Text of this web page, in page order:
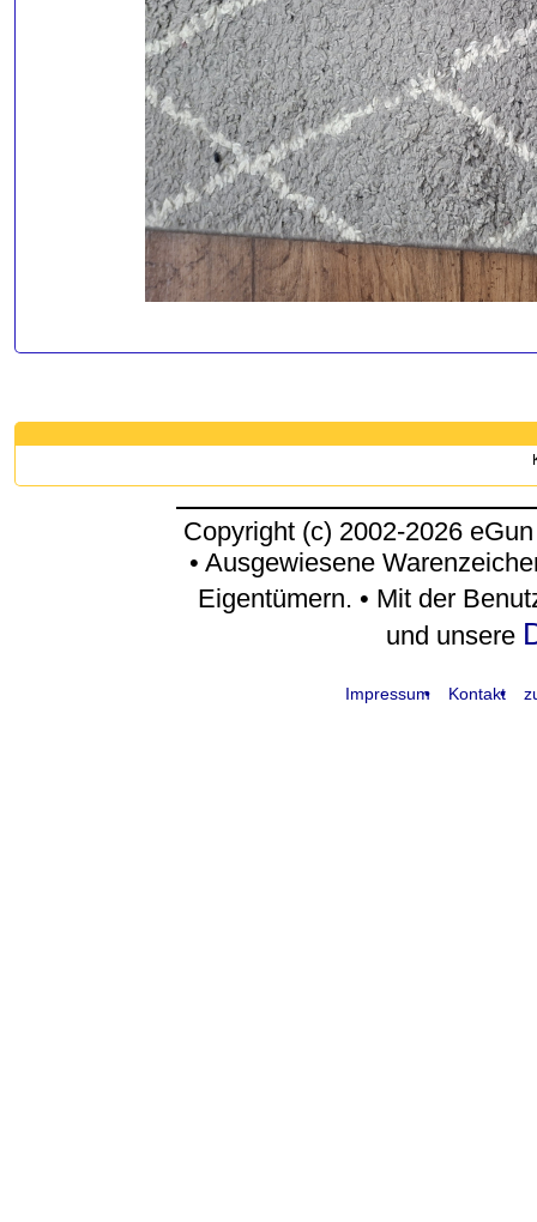
Copyright (c) 2002-2026
• Ausgewiesene
Eigentümern. • Mit der
und unsere
Impressum Kontakt